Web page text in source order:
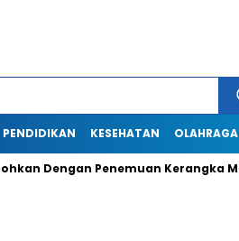
PENDIDIKAN KESEHATAN OLAHRAGA
Penemuan Kerangka Manusia